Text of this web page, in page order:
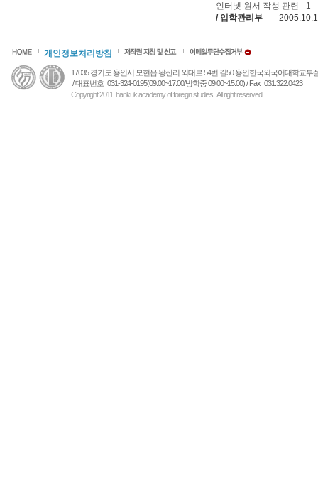
인터넷 원서 작성 관련 - 1
/ 입학관리부
개인정보처리방침
17035 경기도 용인시 모현읍 왕산리 외대로 54번 길50 용인한국외국어대학교부
/ 대표번호_031-324-0195(09:00~17:00/방학중 09:00~15:00) / Fax_031.322.0423
Copyright 2011. hankuk academy of foreign studies . All right reserved